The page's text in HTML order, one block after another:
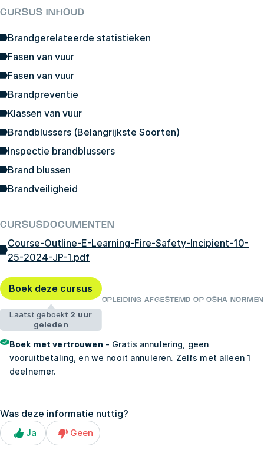
CURSUS INHOUD
Brandgerelateerde statistieken
Fasen van vuur
Fasen van vuur
Brandpreventie
Klassen van vuur
Brandblussers (Belangrijkste Soorten)
Inspectie brandblussers
Brand blussen
Brandveiligheid
CURSUSDOCUMENTEN
Course-Outline-E-Learning-Fire-Safety-Incipient-10-
25-2024-JP-1.pdf
Boek deze cursus
Laatst geboekt 2 uur
geleden
OPLEIDING AFGESTEMD OP OSHA NORMEN
Boek met vertrouwen - Gratis annulering, geen
vooruitbetaling, en we nooit annuleren. Zelfs met alleen 1
deelnemer.
Was deze informatie nuttig?
Ja Geen